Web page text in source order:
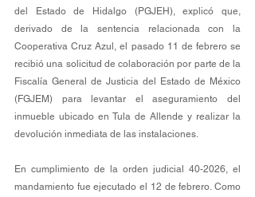
del Estado de Hidalgo (PGJEH), explicó que,
derivado de la sentencia relacionada con la
Cooperativa Cruz Azul, el pasado 11 de febrero se
recibió una solicitud de colaboración por parte de la
Fiscalía General de Justicia del Estado de México
(FGJEM) para levantar el aseguramiento del
inmueble ubicado en Tula de Allende y realizar la
devolución inmediata de las instalaciones.
En cumplimiento de la orden judicial 40-2026, el
mandamiento fue ejecutado el 12 de febrero. Como